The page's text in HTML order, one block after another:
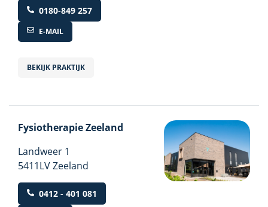
0180-849 257
E-MAIL
BEKIJK PRAKTIJK
Fysiotherapie Zeeland
Landweer 1
5411LV Zeeland
0412 - 401 081